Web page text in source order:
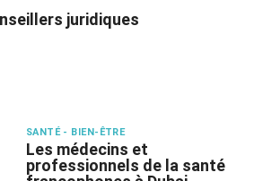
juridiques
SANTÉ - BIEN-ÊTRE
Les médecins et
professionnels de la santé